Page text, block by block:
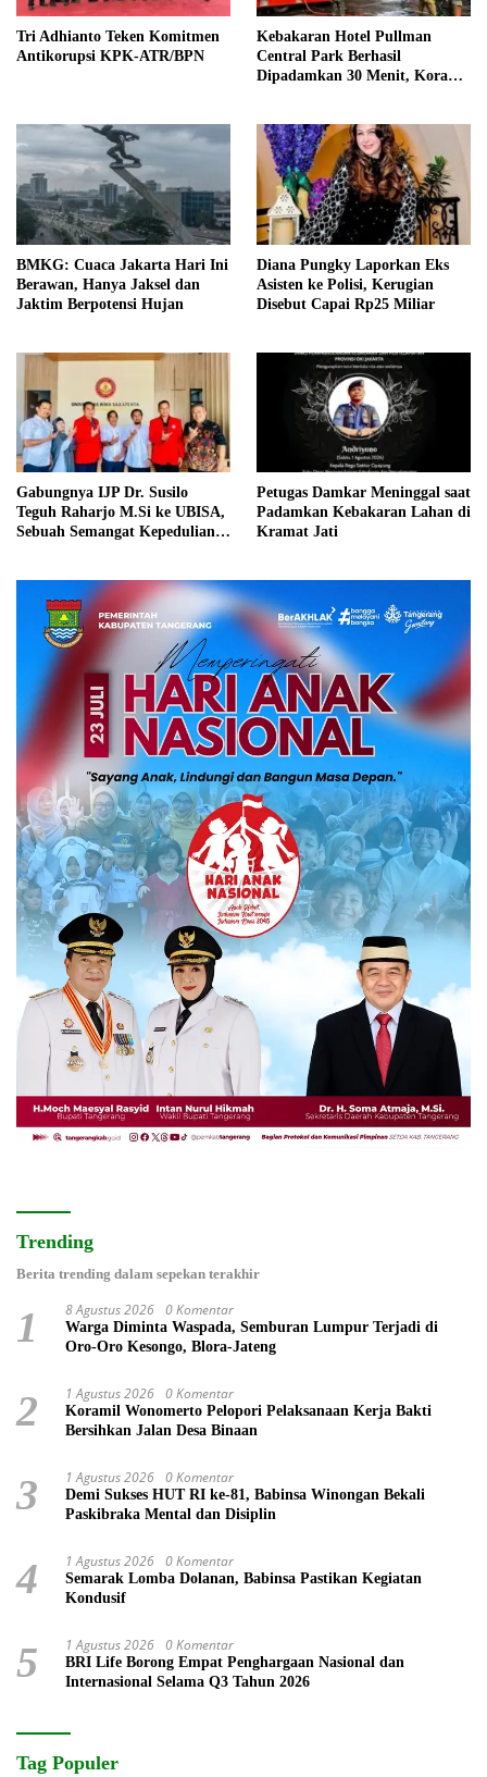
Tri Adhianto Teken Komitmen
Antikorupsi KPK-ATR/BPN
Kebakaran Hotel Pullman
Central Park Berhasil
Dipadamkan 30 Menit, Koramil
BMKG: Cuaca Jakarta Hari Ini
Berawan, Hanya Jaksel dan
Jaktim Berpotensi Hujan
Diana Pungky Laporkan Eks
Asisten ke Polisi, Kerugian
Disebut Capai Rp25 Miliar
Gabungnya IJP Dr. Susilo
Teguh Raharjo M.Si ke UBISA,
Sebuah Semangat Kepedulian
Petugas Damkar Meninggal saat
Padamkan Kebakaran Lahan di
Kramat Jati
Trending
Berita trending dalam sepekan terakhir
1 8 Agustus 2026 0 Komentar
Warga Diminta Waspada, Semburan Lumpur Terjadi di
Oro-Oro Kesongo, Blora-Jateng
2 1 Agustus 2026 0 Komentar
Koramil Wonomerto Pelopori Pelaksanaan Kerja Bakti
Bersihkan Jalan Desa Binaan
3 1 Agustus 2026 0 Komentar
Demi Sukses HUT RI ke-81, Babinsa Winongan Bekali
Paskibraka Mental dan Disiplin
4 1 Agustus 2026 0 Komentar
Semarak Lomba Dolanan, Babinsa Pastikan Kegiatan
Kondusif
5 1 Agustus 2026 0 Komentar
BRI Life Borong Empat Penghargaan Nasional dan
Internasional Selama Q3 Tahun 2026
Tag Populer